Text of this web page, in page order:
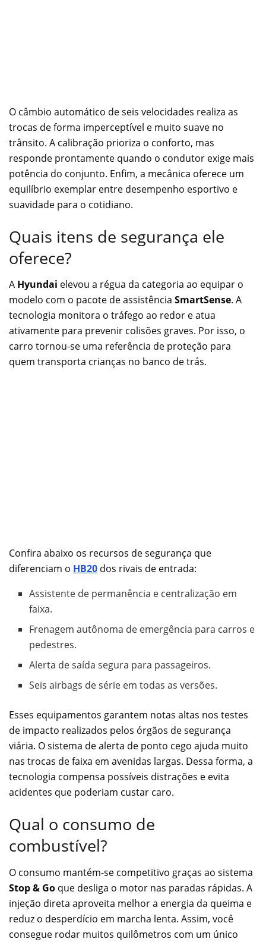
O câmbio automático de seis velocidades realiza as
trocas de forma imperceptível e muito suave no
trânsito. A calibração prioriza o conforto, mas
responde prontamente quando o condutor exige mais
potência do conjunto. Enfim, a mecânica oferece um
equilíbrio exemplar entre desempenho esportivo e
suavidade para o cotidiano.
Quais itens de segurança ele
oferece?
A Hyundai elevou a régua da categoria ao equipar o
modelo com o pacote de assistência SmartSense. A
tecnologia monitora o tráfego ao redor e atua
ativamente para prevenir colisões graves. Por isso, o
carro tornou-se uma referência de proteção para
quem transporta crianças no banco de trás.
Confira abaixo os recursos de segurança que
diferenciam o HB20 dos rivais de entrada:
Assistente de permanência e centralização em
faixa.
Frenagem autônoma de emergência para carros e
pedestres.
Alerta de saída segura para passageiros.
Seis airbags de série em todas as versões.
Esses equipamentos garantem notas altas nos testes
de impacto realizados pelos órgãos de segurança
viária. O sistema de alerta de ponto cego ajuda muito
nas trocas de faixa em avenidas largas. Dessa forma, a
tecnologia compensa possíveis distrações e evita
acidentes que poderiam custar caro.
Qual o consumo de
combustível?
O consumo mantém-se competitivo graças ao sistema
Stop & Go que desliga o motor nas paradas rápidas. A
injeção direta aproveita melhor a energia da queima e
reduz o desperdício em marcha lenta. Assim, você
consegue rodar muitos quilômetros com um único